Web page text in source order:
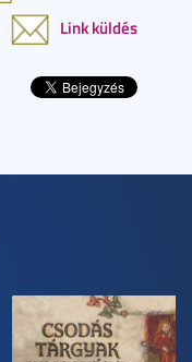
Link küldés